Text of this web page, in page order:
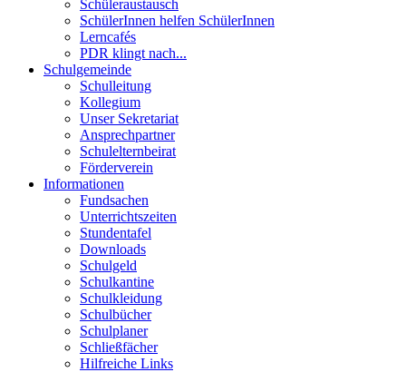
Schüleraustausch
SchülerInnen helfen SchülerInnen
Lerncafés
PDR klingt nach...
Schulgemeinde
Schulleitung
Kollegium
Unser Sekretariat
Ansprechpartner
Schulelternbeirat
Förderverein
Informationen
Fundsachen
Unterrichtszeiten
Stundentafel
Downloads
Schulgeld
Schulkantine
Schulkleidung
Schulbücher
Schulplaner
Schließfächer
Hilfreiche Links